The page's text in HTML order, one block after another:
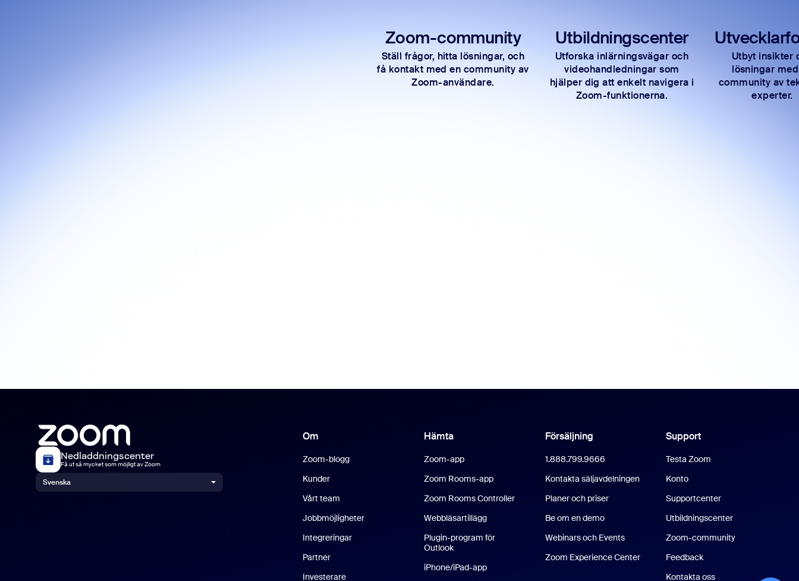
Zoom-community
Ställ frågor, hitta lösningar, och
få kontakt med en community av
Zoom-användare.
Utbildningscenter
Utforska inlärningsvägar och
videohandledningar som
hjälper dig att enkelt navigera i
Zoom-funktionerna.
Utbyt insikter
lösningar
community av
experter.
Nedladdningscenter
Få ut så mycket som möjligt av Zoom
Svenska
Om
Zoom-blogg
Kunder
Vårt team
Jobbmöjligheter
Integreringar
Partner
Investerare
Hämta
Zoom-app
Zoom Rooms-app
Zoom Rooms Controller
Webbläsartillägg
Plugin-program för
Outlook
iPhone/iPad-app
Försäljning
1.888.799.9666
Kontakta säljavdelningen
Planer och priser
Be om en demo
Webinars och Events
Zoom Experience Center
Support
Testa Zoom
Konto
Supportcenter
Utbildningscenter
Zoom-community
Feedback
Kontakta oss